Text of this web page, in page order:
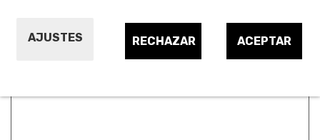
AJUSTES ACEPTAR
RECHAZAR